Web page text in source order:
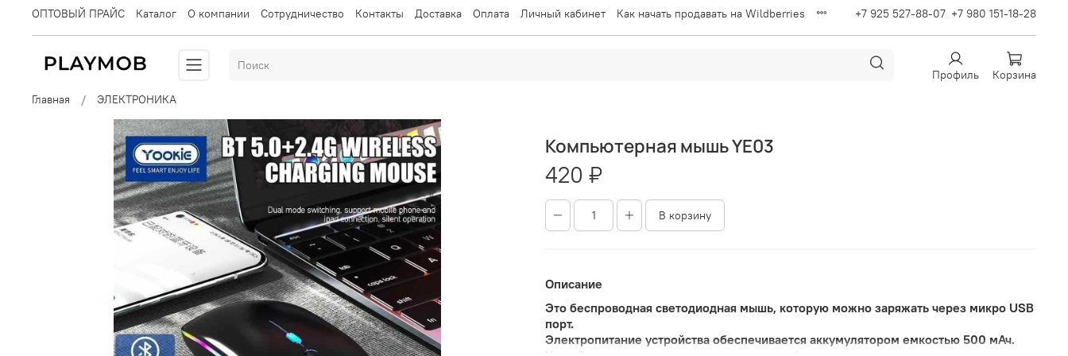
ОПТОВЫЙ ПРАЙС Каталог О компании Сотрудничество Контакты Доставка Оплата Личный кабинет Как начать продавать на Wildberries +7 925 527-88-07 +7 980 151-18-28
Профиль
Корзина
Главная
ЭЛЕКТРОНИКА
Компьютерная мышь YE03
420 ₽
В корзину
Описание
Это беспроводная светодиодная мышь, которую можно заряжать через микро USB
порт.
Электропитание устройства обеспечивается аккумулятором емкостью 500 мАч.